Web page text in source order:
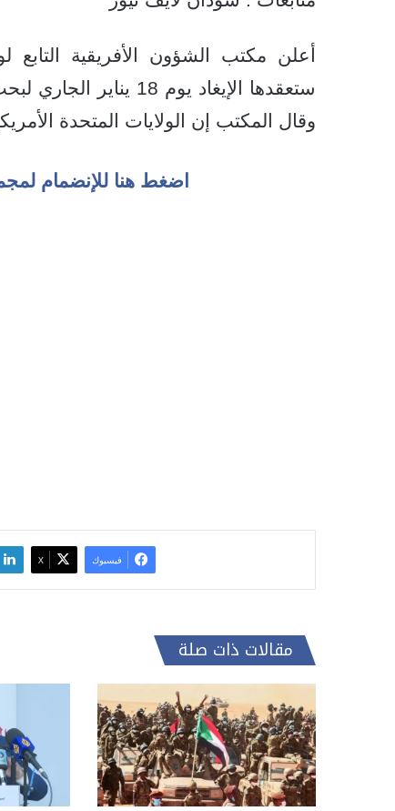
أعلن مكتب الشؤون الأفريقية التابع
ستعقدها الإيغاد يوم
وقال المكتب إن الولايات المتحدة
اضغط هنا للإنضمام
فيسبوك ‫X
مقالات ذات صلة